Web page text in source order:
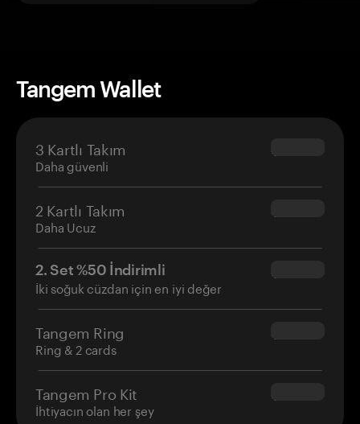
Tangem Wallet
3 Kartlı Takım
Daha güvenli
$69.90
2 Kartlı Takım
Daha Ucuz
$54.90
2. Set %50 İndirimli
İki soğuk cüzdan için en iyi değer
$34.95
Tangem Ring
Ring & 2 cards
$160.00
Tangem Pro Kit
İhtiyacın olan her şey
$180.00